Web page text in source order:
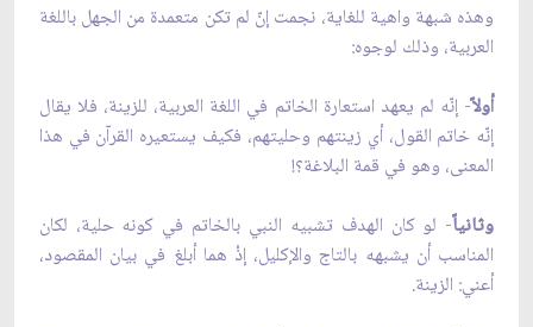
وهذه شبهة واهية للغاية، نجمت إنّ لم تكن متعمدة من الجهل باللغة
العربية، وذلك لوجوه:
أولاً- إنّه لم يعهد استعارة الخاتم في اللغة العربية، للزينة، فلا يقال
إنّه خاتم القول، أي زينتهم وحليتهم، فكيف يستعيره القرآن في هذا
المعنى، وهو في قمة البلاغة؟!
وثانياً- لو كان الهدف تشبيه النبي بالخاتم في كونه حلية، لكان
المناسب أن يشبهه بالتاج والإكليل، إذْ هما أبلغ في بيان المقصود،
أعني: الزينة.